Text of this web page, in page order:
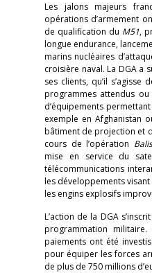
Les jalons majeurs
opérations d’armement
de qualification du M51,
longue endurance,
marins nucléaires
croisière naval. La DGA a
ses clients, qu’il
programmes attendus
d’équipements
exemple en Afghanistan
bâtiment de projection et
cours de l’opération
mise en service du
télécommunications
les développements
les engins explosifs
L’action de la DGA
programmation
paiements ont été
pour équiper les forces
de plus de 750 millions